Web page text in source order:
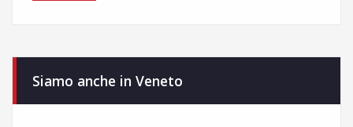
Siamo anche in Veneto